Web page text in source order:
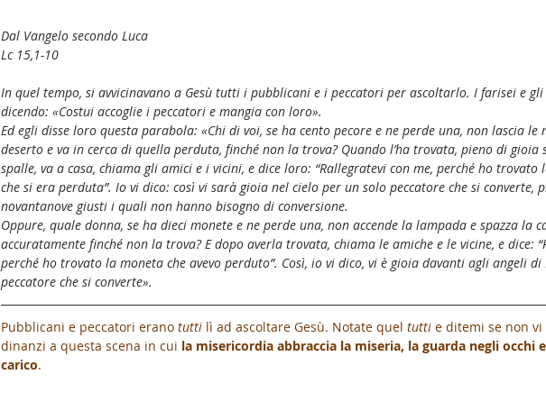
Dal Vangelo secondo Luca
Lc 15,1-10
In quel tempo, si avvicinavano a Gesù tutti i pubblicani e i peccatori per ascoltarlo. I farisei e
dicendo: «Costui accoglie i peccatori e mangia con loro».
Ed egli disse loro questa parabola: «Chi di voi, se ha cento pecore e ne perde una, non lascia le
deserto e va in cerca di quella perduta, finché non la trova? Quando l’ha trovata, pieno di gioia
spalle, va a casa, chiama gli amici e i vicini, e dice loro: “Rallegratevi con me, perché ho
che si era perduta”. Io vi dico: così vi sarà gioia nel cielo per un solo peccatore che si converte,
novantanove giusti i quali non hanno bisogno di conversione.
Oppure, quale donna, se ha dieci monete e ne perde una, non accende la lampada e spazza la
accuratamente finché non la trova? E dopo averla trovata, chiama le amiche e le vicine, e dice:
perché ho trovato la moneta che avevo perduto”. Così, io vi dico, vi è gioia davanti agli angeli
peccatore che si converte».
Pubblicani e peccatori erano tutti lì ad ascoltare Gesù. Notate quel tutti e ditemi se non
dinanzi a questa scena in cui la misericordia abbraccia la miseria, la guarda negli occhi
carico.